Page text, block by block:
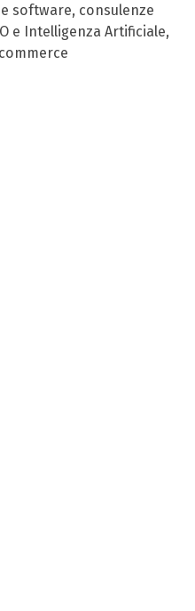
software, consulenze
e Intelligenza Artificiale,